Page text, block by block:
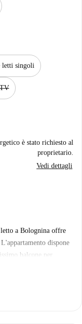
letti singoli
TV
è stato richiesto al
proprietario.
Vedi dettagli
letto a Bolognina offre
dispone
balcone per
forno e